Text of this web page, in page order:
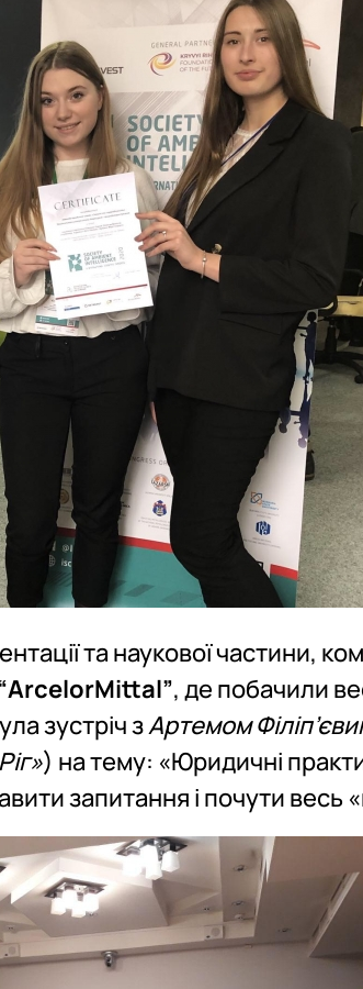
та наукової частини,
, де побачили
зустріч зАртемом
) на тему: «Юридичні
запитання і почути